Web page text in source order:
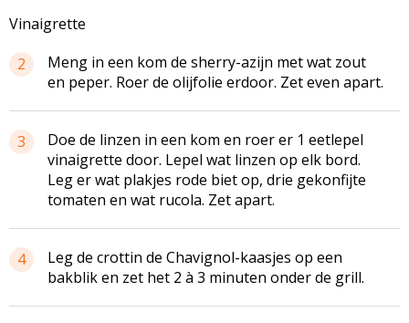
Vinaigrette
2
Meng in een kom de sherry-azijn met wat zout
en peper. Roer de olijfolie erdoor. Zet even apart.
3
Doe de linzen in een kom en roer er 1 eetlepel
vinaigrette door. Lepel wat linzen op elk bord.
Leg er wat plakjes rode biet op, drie gekonfijte
tomaten en wat rucola. Zet apart.
4
Leg de crottin de Chavignol-kaasjes op een
bakblik en zet het 2 à 3 minuten onder de grill.